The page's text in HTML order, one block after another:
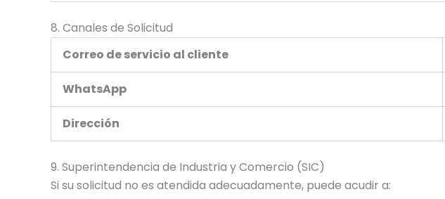
8. Canales de Solicitud
Correo de servicio al cliente
WhatsApp
Dirección
9. Superintendencia de Industria y Comercio (SIC)
Si su solicitud no es atendida adecuadamente, puede acudir a: